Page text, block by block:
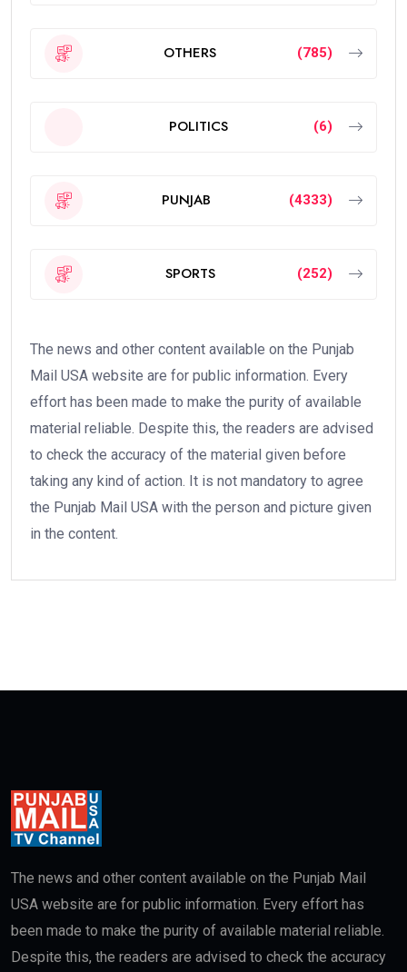
OTHERS (785)
POLITICS (6)
PUNJAB (4333)
SPORTS (252)
The news and other content available on the Punjab
Mail USA website are for public information. Every
effort has been made to make the purity of available
material reliable. Despite this, the readers are advised
to check the accuracy of the material given before
taking any kind of action. It is not mandatory to agree
the Punjab Mail USA with the person and picture given
in the content.
The news and other content available on the Punjab Mail
USA website are for public information. Every effort has
been made to make the purity of available material reliable.
Despite this, the readers are advised to check the accuracy